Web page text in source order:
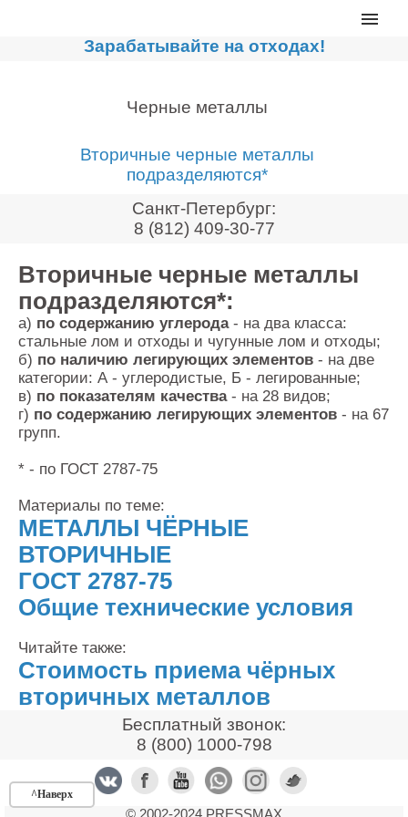
Главная
Сортировочные линии
Дробильное оборудование
Реализованные проекты
Лизинг
Новости компании
Мировые новости
О нас
Контакты
Зарабатывайте на отходах!
Черные металлы
Вторичные черные металлы
подразделяются*
Санкт-Петербург:
8 (812) 409-30-77
Вторичные черные металлы
подразделяются*:
а) по содержанию углерода- на два класса:
стальные лом и отходы и чугунные лом и отходы;
б) по наличию легирующих элементов - на две
категории: А - углеродистые, Б - легированные;
в) по показателям качества- на 28 видов;
г) по содержанию легирующих элементов - на 67
групп.
* - по ГОСТ 2787-75
Материалы по теме:
МЕТАЛЛЫ ЧЁРНЫЕ
ВТОРИЧНЫЕ
ГОСТ 2787-75
Общие технические условия
Читайте также:
Стоимость приема чёрных
вторичных металлов
Бесплатный звонок:
8 (800) 1000-798
© 2002-2024 PRESSMAX
^Наверх